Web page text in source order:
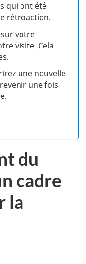
qui ont été
rétroaction.
votre
visite. Cela
une nouvelle
une fois
du
cadre
la